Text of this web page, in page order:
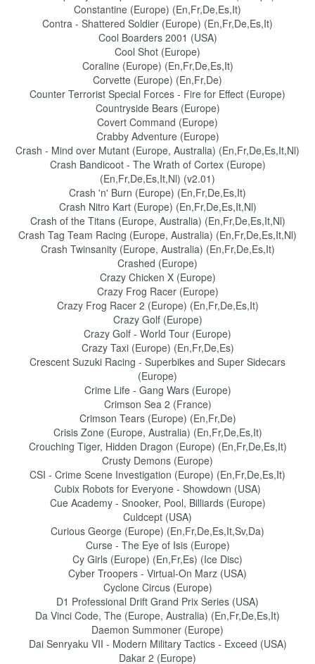
Constantine (Europe) (En,Fr,De,Es,It)
Contra - Shattered Soldier (Europe) (En,Fr,De,Es,It)
Cool Boarders 2001 (USA)
Cool Shot (Europe)
Coraline (Europe) (En,Fr,De,Es,It)
Corvette (Europe) (En,Fr,De)
Counter Terrorist Special Forces - Fire for Effect (Europe)
Countryside Bears (Europe)
Covert Command (Europe)
Crabby Adventure (Europe)
Crash - Mind over Mutant (Europe, Australia) (En,Fr,De,Es,It,Nl)
Crash Bandicoot - The Wrath of Cortex (Europe)
(En,Fr,De,Es,It,Nl) (v2.01)
Crash 'n' Burn (Europe) (En,Fr,De,Es,It)
Crash Nitro Kart (Europe) (En,Fr,De,Es,It,Nl)
Crash of the Titans (Europe, Australia) (En,Fr,De,Es,It,Nl)
Crash Tag Team Racing (Europe, Australia) (En,Fr,De,Es,It,Nl)
Crash Twinsanity (Europe, Australia) (En,Fr,De,Es,It)
Crashed (Europe)
Crazy Chicken X (Europe)
Crazy Frog Racer (Europe)
Crazy Frog Racer 2 (Europe) (En,Fr,De,Es,It)
Crazy Golf (Europe)
Crazy Golf - World Tour (Europe)
Crazy Taxi (Europe) (En,Fr,De,Es)
Crescent Suzuki Racing - Superbikes and Super Sidecars
(Europe)
Crime Life - Gang Wars (Europe)
Crimson Sea 2 (France)
Crimson Tears (Europe) (En,Fr,De)
Crisis Zone (Europe, Australia) (En,Fr,De,Es,It)
Crouching Tiger, Hidden Dragon (Europe) (En,Fr,De,Es,It)
Crusty Demons (Europe)
CSI - Crime Scene Investigation (Europe) (En,Fr,De,Es,It)
Cubix Robots for Everyone - Showdown (USA)
Cue Academy - Snooker, Pool, Billiards (Europe)
Culdcept (USA)
Curious George (Europe) (En,Fr,De,Es,It,Sv,Da)
Curse - The Eye of Isis (Europe)
Cy Girls (Europe) (En,Fr,Es) (Ice Disc)
Cyber Troopers - Virtual-On Marz (USA)
Cyclone Circus (Europe)
D1 Professional Drift Grand Prix Series (USA)
Da Vinci Code, The (Europe, Australia) (En,Fr,De,Es,It)
Daemon Summoner (Europe)
Dai Senryaku VII - Modern Military Tactics - Exceed (USA)
Dakar 2 (Europe)